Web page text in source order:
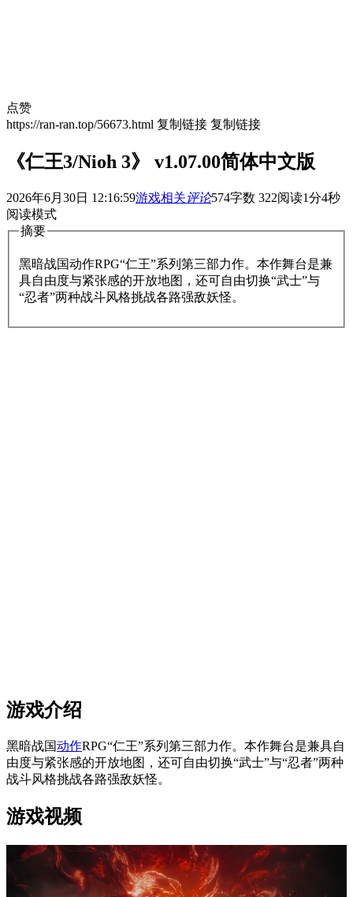
点赞
https://ran-ran.top/56673.html 复制链接 复制链接
《仁王3/Nioh 3》 v1.07.00简体中文版
2026年6月30日 12:16:59游戏相关评论574字数 322阅读1分4秒
阅读模式
摘要
黑暗战国动作RPG“仁王”系列第三部力作。本作舞台是兼
具自由度与紧张感的开放地图，还可自由切换“武士”与
“忍者”两种战斗风格挑战各路强敌妖怪。
游戏介绍
黑暗战国动作RPG“仁王”系列第三部力作。本作舞台是兼具自
由度与紧张感的开放地图，还可自由切换“武士”与“忍者”两种
战斗风格挑战各路强敌妖怪。
游戏视频